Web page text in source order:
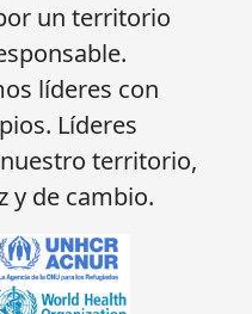
un territorio
líderes con
Líderes
territorio,
y de cambio.